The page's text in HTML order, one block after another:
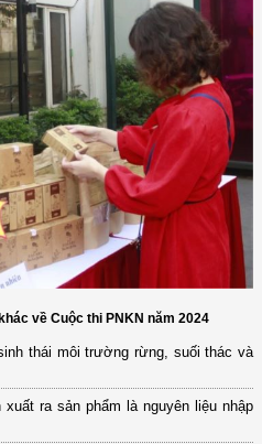
về Cuộc thi PNKN năm 2024
thái môi trường rừng, suối thác và
ra sản phẩm là nguyên liệu nhập